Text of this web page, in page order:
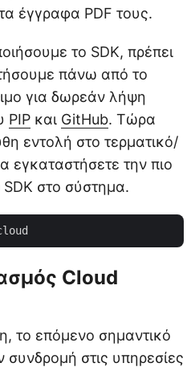
έγγραφα PDF τους.
το SDK, πρέπει
πάνω από το
για δωρεάν λήψη
PIP και GitHub. Τώρα
εντολή στο τερματικό/
εγκαταστήσετε την πιο
στο σύστημα.
Cloud
το επόμενο σημαντικό
συνδρομή στις υπηρεσίες